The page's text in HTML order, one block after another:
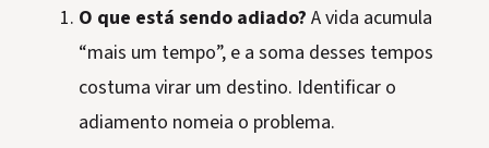
O que está sendo adiado? A vida acumula
“mais um tempo”, e a soma desses tempos
costuma virar um destino. Identificar o
adiamento nomeia o problema.